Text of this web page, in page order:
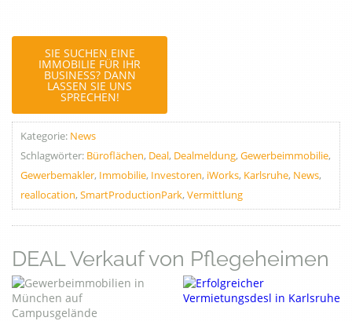
SIE SUCHEN EINE
IMMOBILIE FÜR IHR
BUSINESS? DANN
LASSEN SIE UNS
SPRECHEN!
Kategorie: News
Schlagwörter: Büroflächen, Deal, Dealmeldung, Gewerbeimmobilie,
Gewerbemakler, Immobilie, Investoren, iWorks, Karlsruhe, News,
reallocation, SmartProductionPark,Vermittlung
DEAL Verkauf von Pflegeheimen